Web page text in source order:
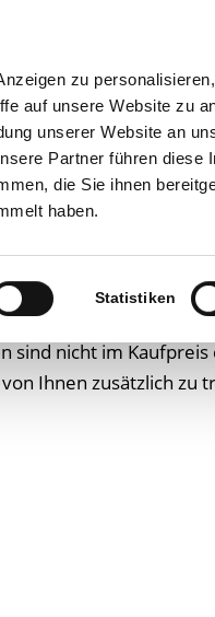
zu
auf unsere Website zu
unserer Website an
Partner führen diese
die Sie ihnen
haben.
Statistiken
Preise stellen
Lieferung
Ihnen zu zahlen
nicht im
Ihnen zusätzlich zu